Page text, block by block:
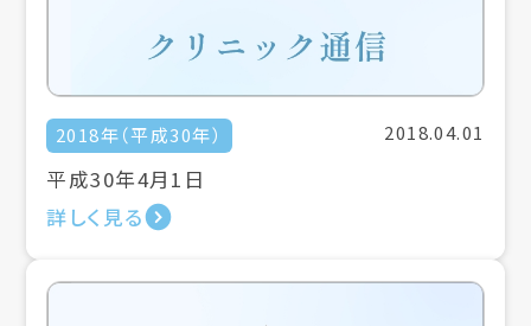
2018年（平成30年） 2018.04.01
平成30年4月1日
詳しく見る